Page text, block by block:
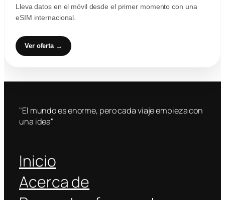
Lleva datos en el móvil desde el primer momento con una
eSIM internacional.
Ver oferta →
"El mundo es enorme, pero cada viaje empieza con
una idea"
Inicio
Acerca de